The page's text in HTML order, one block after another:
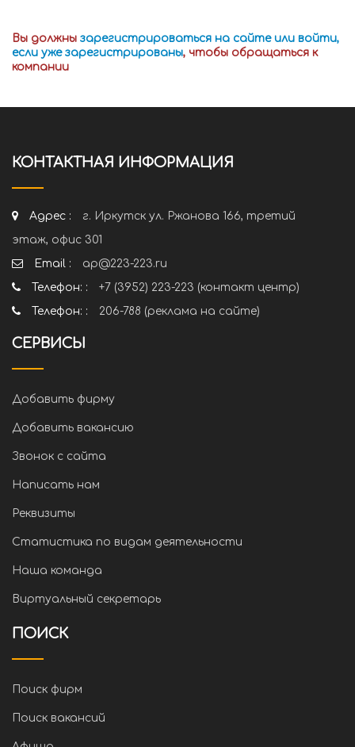
Вы должны зарегистрироваться на сайте или войти,
если уже зарегистрированы, чтобы обращаться к
компании
КОНТАКТНАЯ ИНФОРМАЦИЯ
Адрес :
г. Иркутск ул. Ржанова 166, третий
этаж, офис 301
Email :
ap@223-223.ru
Телефон: :
+7 (3952) 223-223 (контакт центр)
Телефон: :
206-788 (реклама на сайте)
СЕРВИСЫ
Добавить фирму
Добавить вакансию
Звонок с сайта
Написать нам
Реквизиты
Статистика по видам деятельности
Наша команда
Виртуальный секретарь
ПОИСК
Поиск фирм
Поиск вакансий